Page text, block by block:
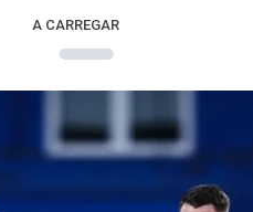
A CARREGAR